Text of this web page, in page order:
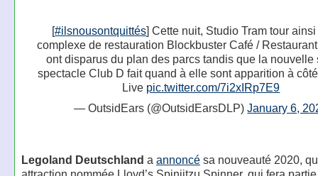
[#ilsnousontquittés] Cette nuit, Studio Tram tour
complexe de restauration Blockbuster Café /
ont disparus du plan des parcs tandis que la nouvelle
spectacle Club D fait quand à elle sont apparition à
Live pic.twitter.com/7i2xIRp7E9
— OutsidEars (@OutsidEarsDLP)January 6,
Legoland Deutschland a annoncésa nouveauté 2020,